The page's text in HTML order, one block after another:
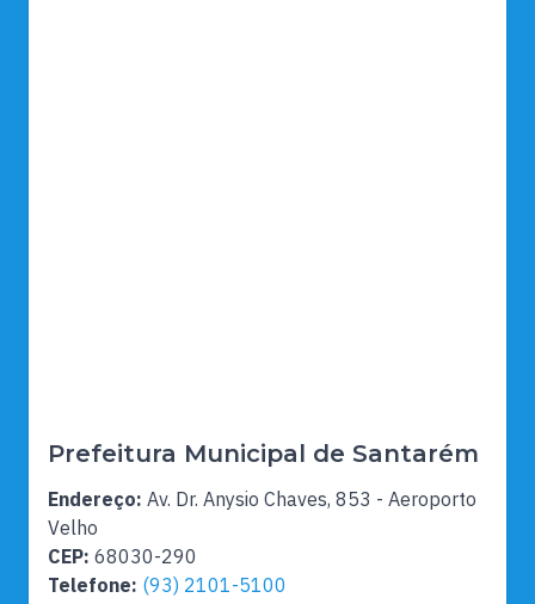
Prefeitura Municipal de Santarém
Endereço: Av. Dr. Anysio Chaves, 853 - Aeroporto
Velho
CEP: 68030-290
Telefone: (93) 2101-5100